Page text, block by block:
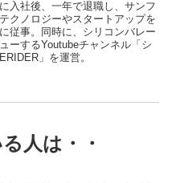
入社後、一年で退職し、サンフ
クノロジーやスタートアップを
従事。同時に、シリコンバレー
ーするYoutubeチャンネル「シ
」を運営。
人は・・